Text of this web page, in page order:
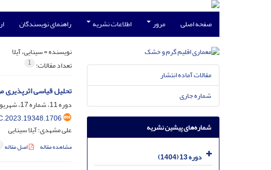
صفحه اصلی مرور اطلاعات نشریه راهنمای نویسندگان
نویسنده =سینایی، آیلا
تعداد مقالات: 1
تحلیل قیاسی اثرپذیری
دوره 11، شماره 17، شهریور 1402، صفحه
علی مشهدی؛ آیلا سینایی
مشاهده مقاله اصل مقاله
مقالات آماده انتشار
شماره جاری
شماره‌های پیشین نشریه
دوره 13 (1404)